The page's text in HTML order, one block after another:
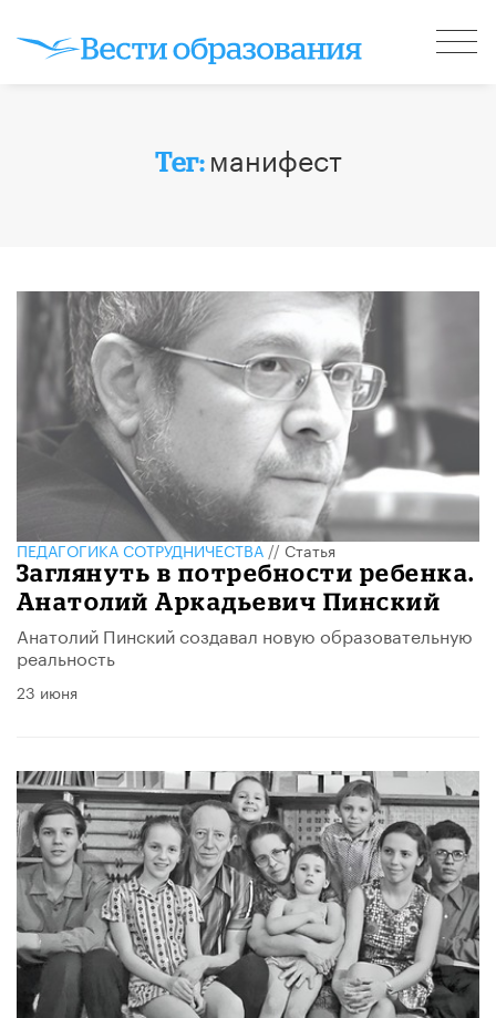
Тег: манифест
ПЕДАГОГИКА СОТРУДНИЧЕСТВА//Статья
Заглянуть в потребности ребенка.
Анатолий Аркадьевич Пинский
Анатолий Пинский создавал новую образовательную
реальность
23 июня